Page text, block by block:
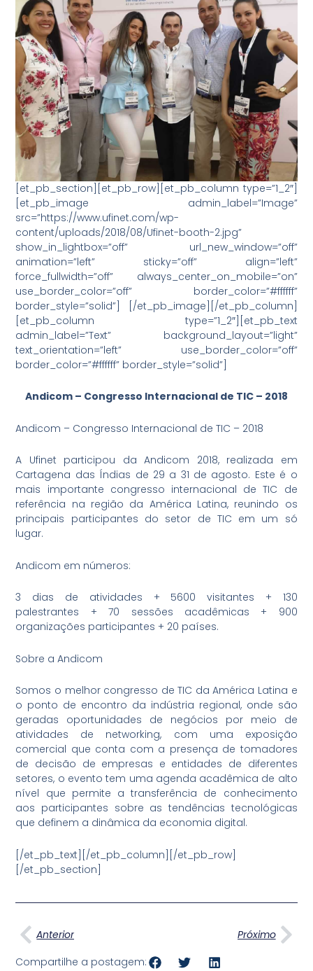
[et_pb_section][et_pb_row][et_pb_column type=”1_2″]
[et_pb_image admin_label=”Image”
src=”https://www.ufinet.com/wp-
content/uploads/2018/08/Ufinet-booth-2.jpg”
show_in_lightbox=”off” url_new_window=”off”
animation=”left” sticky=”off” align=”left”
force_fullwidth=”off” always_center_on_mobile=”on”
use_border_color=”off” border_color=”#ffffff”
border_style=”solid”] [/et_pb_image][/et_pb_column]
[et_pb_column type=”1_2″][et_pb_text
admin_label=”Text” background_layout=”light”
text_orientation=”left” use_border_color=”off”
border_color=”#ffffff” border_style=”solid”]
Andicom – Congresso Internacional de TIC – 2018
Andicom – Congresso Internacional de TIC – 2018
A Ufinet participou da Andicom 2018, realizada em
Cartagena das Índias de 29 a 31 de agosto. Este é o
mais importante congresso internacional de TIC de
referência na região da América Latina, reunindo os
principais participantes do setor de TIC em um só
lugar.
Andicom em números:
3 dias de atividades + 5600 visitantes + 130
palestrantes + 70 sessões acadêmicas + 900
organizações participantes + 20 países.
Sobre a Andicom
Somos o melhor congresso de TIC da América Latina e
o ponto de encontro da indústria regional, onde são
geradas oportunidades de negócios por meio de
atividades de networking, com uma exposição
comercial que conta com a presença de tomadores
de decisão de empresas e entidades de diferentes
setores, o evento tem uma agenda acadêmica de alto
nível que permite a transferência de conhecimento
aos participantes sobre as tendências tecnológicas
que definem a dinâmica da economia digital.
[/et_pb_text][/et_pb_column][/et_pb_row]
[/et_pb_section]
Anterior
Anterior Próximo
Compartilhe a postagem: